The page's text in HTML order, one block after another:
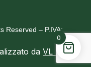
Reserved – P.IVA:
da VL Design
0